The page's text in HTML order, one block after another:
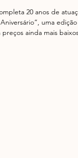
20 anos de
uma
ainda mais